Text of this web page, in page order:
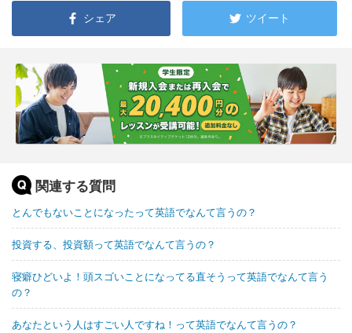
シェア ツイート
関連する質問
とんでもないことになったって英語でなんて言うの？
投資する、投資額って英語でなんて言うの？
寝癖ひどいよ！頭スゴいことになってる直そうって英語でなんて言う
の？
あなたという人はすごい人ですね！って英語でなんて言うの？